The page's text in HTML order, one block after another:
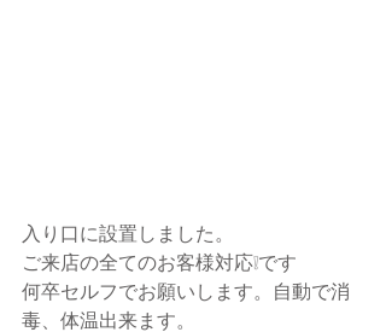
入り口に設置しました。
ご来店の全てのお客様対応❕です
何卒セルフでお願いします。自動で消
毒、体温出来ます。